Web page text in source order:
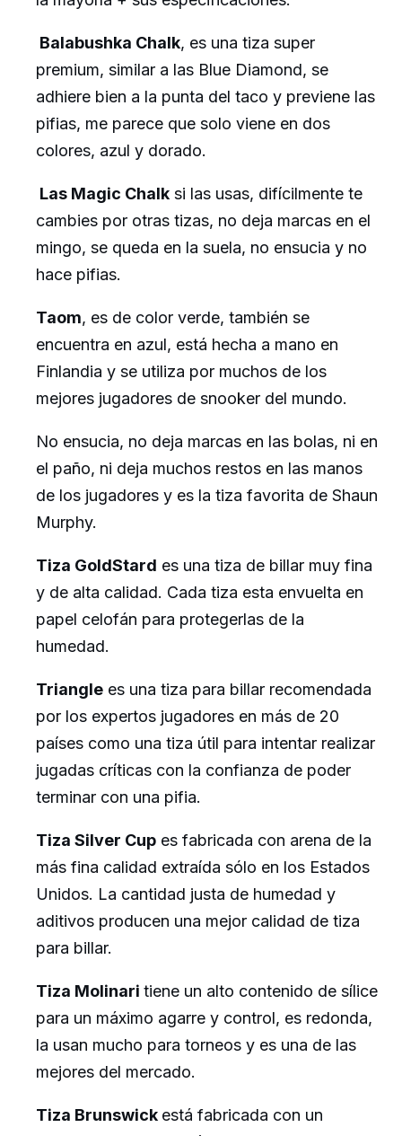
Balabushka Chalk, es una tiza super
premium, similar a las Blue Diamond, se
adhiere bien a la punta del taco y previene las
pifias, me parece que solo viene en dos
colores, azul y dorado.
Las Magic Chalksi las usas, difícilmente te
cambies por otras tizas, no deja marcas en el
mingo, se queda en la suela, no ensucia y no
hace pifias.
Taom, es de color verde, también se
encuentra en azul, está hecha a mano en
Finlandia y se utiliza por muchos de los
mejores jugadores de snooker del mundo.
No ensucia, no deja marcas en las bolas, ni en
el paño, ni deja muchos restos en las manos
de los jugadores y es la tiza favorita de Shaun
Murphy.
Tiza GoldStard es una tiza de billar muy fina
y de alta calidad. Cada tiza esta envuelta en
papel celofán para protegerlas de la
humedad.
Trianglees una tiza para billar recomendada
por los expertos jugadores en más de 20
países como una tiza útil para intentar realizar
jugadas críticas con la confianza de poder
terminar con una pifia.
Tiza Silver Cupes fabricada con arena de la
más fina calidad extraída sólo en los Estados
Unidos. La cantidad justa de humedad y
aditivos producen una mejor calidad de tiza
para billar.
Tiza Molinari tiene un alto contenido de sílice
para un máximo agarre y control, es redonda,
la usan mucho para torneos y es una de las
mejores del mercado.
Tiza Brunswick está fabricada con un